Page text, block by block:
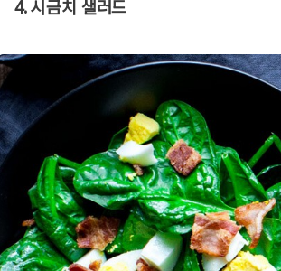
4. 시금치 샐러드